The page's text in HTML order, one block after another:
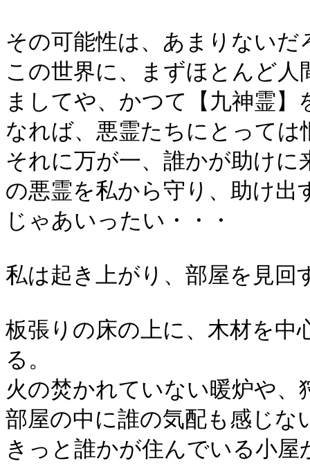
その可能性は、あまりないだ
この世界に、まずほとんど
ましてや、かつて【九神霊
なれば、悪霊たちにとって
それに万が一、誰かが助け
の悪霊を私から守り、助け
じゃあいったい・・・
私は起き上がり、部屋を見回
板張りの床の上に、木材を
る。
火の焚かれていない暖炉や
部屋の中に誰の気配も感じな
きっと誰かが住んでいる小屋